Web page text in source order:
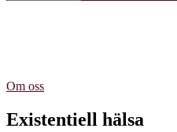
Om oss
Existentiell hälsa